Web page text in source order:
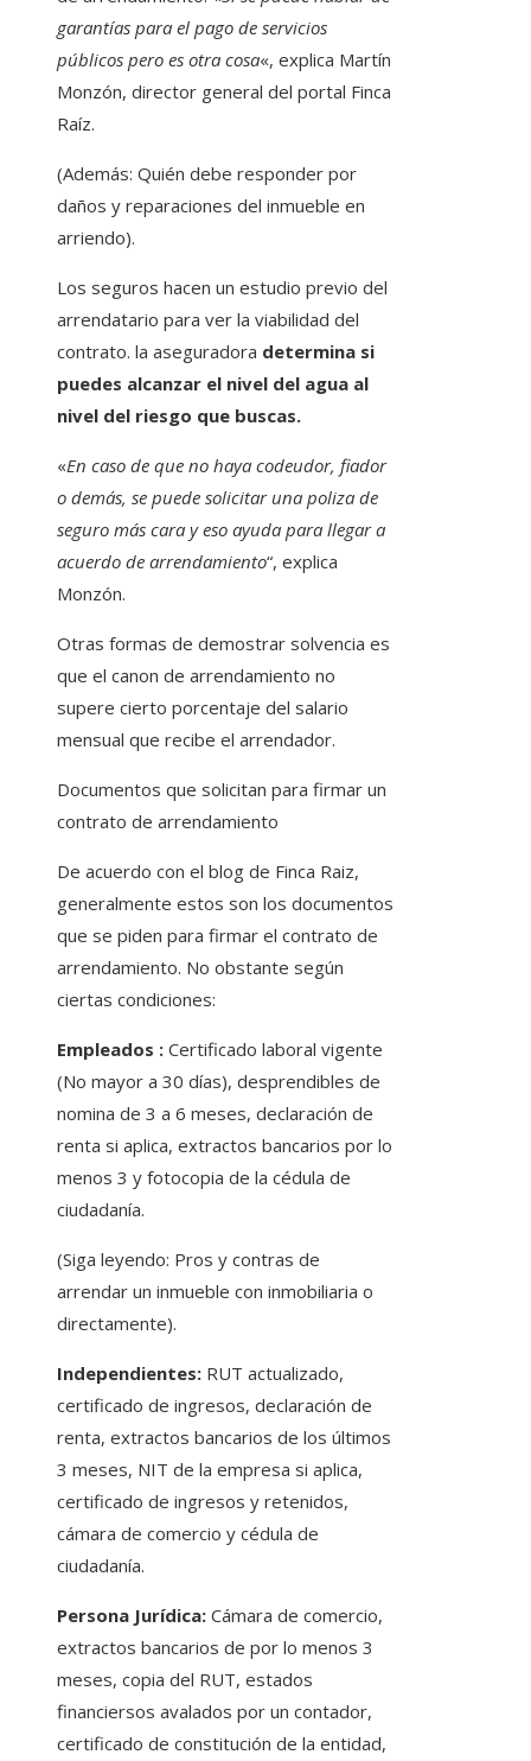
garantías para el pago de servicios
públicos pero es otra cosa«, explica Martín
Monzón, director general del portal Finca
Raíz.
(Además: Quién debe responder por
daños y reparaciones del inmueble en
arriendo).
Los seguros hacen un estudio previo del
arrendatario para ver la viabilidad del
contrato. la aseguradora determina si
puedes alcanzar el nivel del agua al
nivel del riesgo que buscas.
«En caso de que no haya codeudor, fiador
o demás, se puede solicitar una poliza de
seguro más cara y eso ayuda para llegar a
acuerdo de arrendamiento“, explica
Monzón.
Otras formas de demostrar solvencia es
que el canon de arrendamiento no
supere cierto porcentaje del salario
mensual que recibe el arrendador.
Documentos que solicitan para firmar un
contrato de arrendamiento
De acuerdo con el blog de Finca Raiz,
generalmente estos son los documentos
que se piden para firmar el contrato de
arrendamiento. No obstante según
ciertas condiciones:
Empleados : Certificado laboral vigente
(No mayor a 30 días), desprendibles de
nomina de 3 a 6 meses, declaración de
renta si aplica, extractos bancarios por lo
menos 3 y fotocopia de la cédula de
ciudadanía.
(Siga leyendo: Pros y contras de
arrendar un inmueble con inmobiliaria o
directamente).
Independientes: RUT actualizado,
certificado de ingresos, declaración de
renta, extractos bancarios de los últimos
3 meses, NIT de la empresa si aplica,
certificado de ingresos y retenidos,
cámara de comercio y cédula de
ciudadanía.
Persona Jurídica: Cámara de comercio,
extractos bancarios de por lo menos 3
meses, copia del RUT, estados
financiersos avalados por un contador,
certificado de constitución de la entidad,